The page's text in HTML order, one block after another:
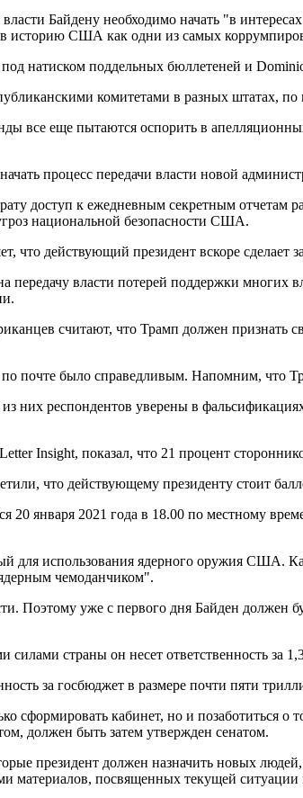
Байдену необходимо начать "в
в историю США как одни из самых
натиском поддельных бюллетеней и
комитетами в разных штатах,
все еще пытаются оспорить в
процесс передачи власти новой
доступ к ежедневным секретным отчетам
национальной безопасности США.
что действующий президент вскоре сделает
передачу власти потерей поддержки
считают, что Трамп должен признать
почте было справедливым. Напомним, что
них респондентов уверены в
Insight, показал, что 21 процент
что действующему президенту стоит
20 января 2021 года в 18.00 по местному
для использования ядерного оружия США.
чемоданчиком".
Поэтому уже с первого дня Байден должен
страны он несет ответственность за
за госбюджет в размере почти пяти
сформировать кабинет, но и позаботиться
должен быть затем утвержден сенатом.
президент должен назначить новых
материалов, посвященных текущей